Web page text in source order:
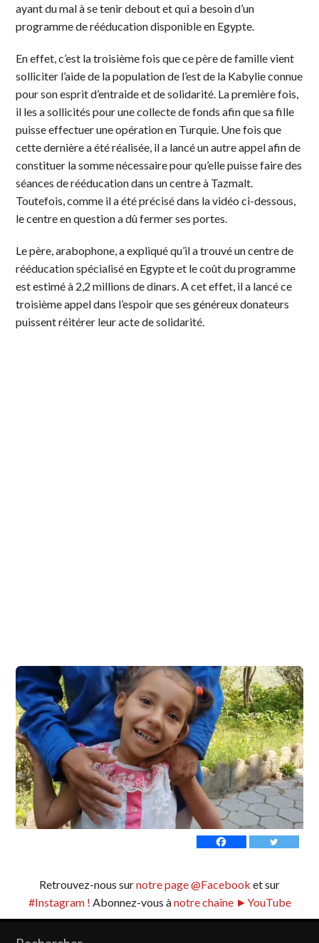
ayant du mal à se tenir debout et qui a besoin d’un
programme de rééducation disponible en Egypte.
En effet, c’est la troisième fois que ce père de famille vient
solliciter l’aide de la population de l’est de la Kabylie connue
pour son esprit d’entraide et de solidarité. La première fois,
il les a sollicités pour une collecte de fonds afin que sa fille
puisse effectuer une opération en Turquie. Une fois que
cette dernière a été réalisée, il a lancé un autre appel afin de
constituer la somme nécessaire pour qu’elle puisse faire des
séances de rééducation dans un centre à Tazmalt.
Toutefois, comme il a été précisé dans la vidéo ci-dessous,
le centre en question a dû fermer ses portes.
Le père, arabophone, a expliqué qu’il a trouvé un centre de
rééducation spécialisé en Egypte et le coût du programme
est estimé à 2,2 millions de dinars. A cet effet, il a lancé ce
troisième appel dans l’espoir que ses généreux donateurs
puissent réitérer leur acte de solidarité.
Retrouvez-nous surnotre page @Facebook et sur
#Instagram ! Abonnez-vous ànotre chaîne ►YouTube